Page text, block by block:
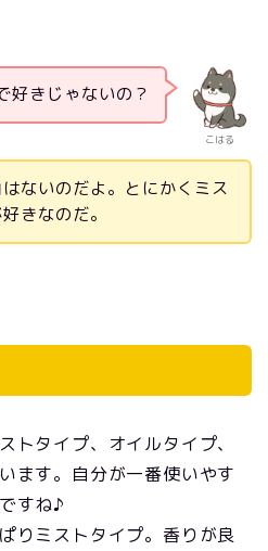
こはる
好きじゃないの？
ないのだよ。とにかくミス
きなのだ。
トタイプ、オイルタイプ、
ます。自分が一番使いやす
すね♪
りミストタイプ。香りが良